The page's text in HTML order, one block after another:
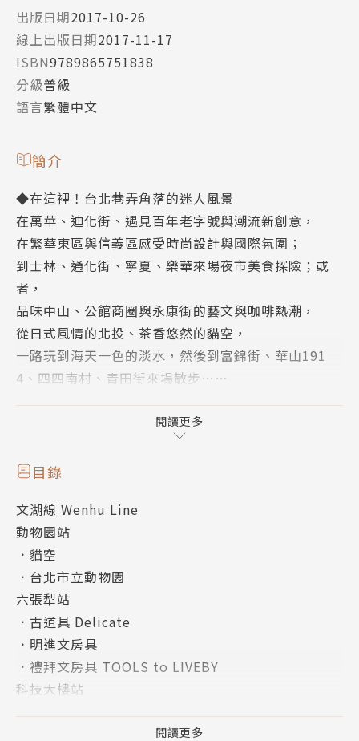
出版日期2017-10-26
線上出版日期2017-11-17
ISBN9789865751838
分級普級
語言繁體中文
簡介
◆在這裡！台北巷弄角落的迷人風景
在萬華、迪化街、遇見百年老字號與潮流新創意，
在繁華東區與信義區感受時尚設計與國際氛圍；
到士林、通化街、寧夏、樂華來場夜市美食探險；或
者，
品味中山、公館商圈與永康街的藝文與咖啡熱潮，
從日式風情的北投、茶香悠然的貓空，
一路玩到海天一色的淡水，然後到富錦街、華山191
4、四四南村、青田街來場散步……
◆坐上一條捷運線，來場半日/一日小旅行！
弄漫步101都會夜景
◎文湖線→週末近郊休閒好去處，大小朋友們放鬆享樂
的最佳路線
◎板南線→文創世代集合處，文化老街與時尚購物圈的
完美結合
◎松山新店線→串連市中心學區，在青春中來場自由的
靈魂巡禮
◎中和新蘆線→傳統信仰一日觀察，盡情體驗夜市美食
文化
閱讀更多
目錄
文湖線 Wenhu Line
動物園站
．貓空
．台北市立動物園
六張犁站
．古道具 Delicate
．明進文房具
．禮拜文房具 TOOLS to LIVEBY
科技大樓站
閱讀更多